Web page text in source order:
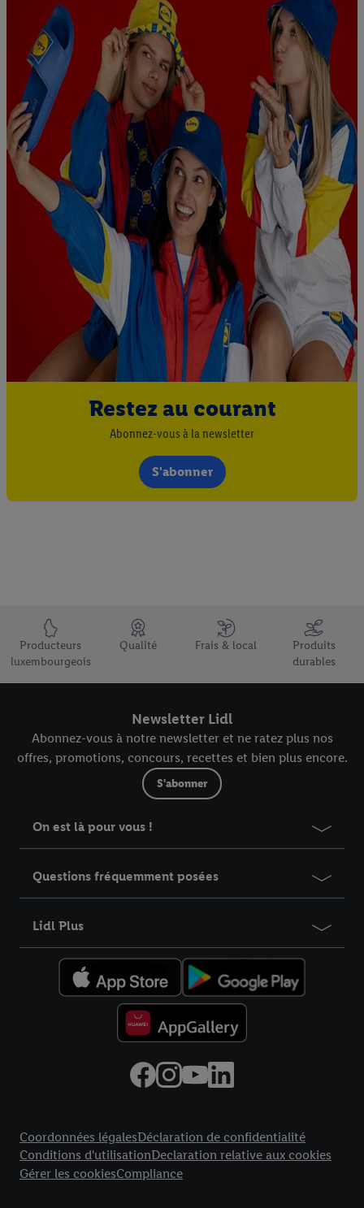
Restez au courant
Abonnez-vous à la newsletter
S'abonner
Élément du pied de page avec les USPs de Lidl Luxembourg
Producteurs
luxembourgeois
Qualité Frais & local
Produits
durables
Newsletter Lidl
Abonnez-vous à notre newsletter et ne ratez plus nos
offres, promotions, concours, recettes et bien plus encore.
S'abonner
On est là pour vous !
Questions fréquemment posées
Lidl Plus
Coordonnées légalesDéclaration de confidentialité
Conditions d'utilisationDeclaration relative aux cookies
Gérer les cookiesCompliance